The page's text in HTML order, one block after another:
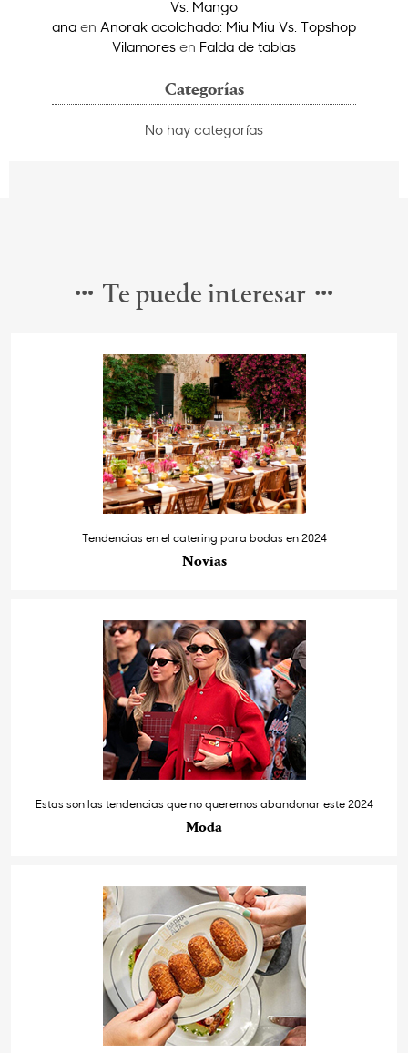
Vs. Mango
ana en Anorak acolchado: Miu Miu Vs. Topshop
Vilamores en Falda de tablas
Categorías
No hay categorías
Te puede interesar
Tendencias en el catering para bodas en 2024
Novias
Estas son las tendencias que no queremos abandonar este 2024
Moda